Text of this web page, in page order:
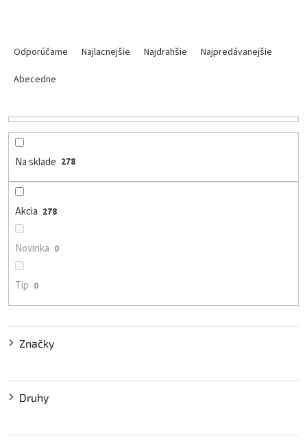
e
d
Odporúčame Najlacnejšie Najdrahšie
Najpredávanejšie
Abecedne
Na sklade 278
Akcia 278
Novinka 0
Tip 0
Značky
Druhy